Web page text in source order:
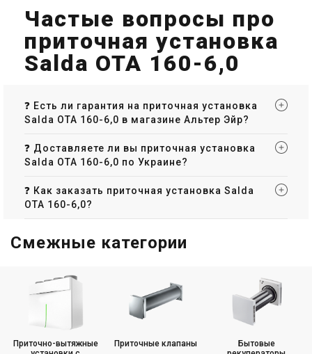
Частые вопросы про
приточная установка
Salda ОТА 160-6,0
❓ Есть ли гарантия на приточная установка
Salda ОТА 160-6,0 в магазине Альтер Эйр?
❓ Доставляете ли вы приточная установка
Salda ОТА 160-6,0 по Украине?
❓ Как заказать приточная установка Salda
ОТА 160-6,0?
Смежные категории
Приточно-вытяжные
Приточные клапаны
Бытовые